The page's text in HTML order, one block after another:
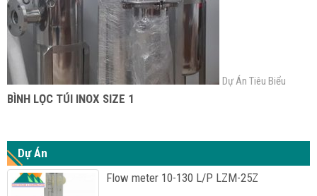
Dự Án Tiêu Biểu
BÌNH LỌC TÚI INOX SIZE 1
Dự Án
Flow meter 10-130 L/P LZM-25Z